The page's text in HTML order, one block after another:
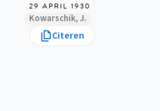
29 APRIL 1930
Kowarschik, J.
Citeren